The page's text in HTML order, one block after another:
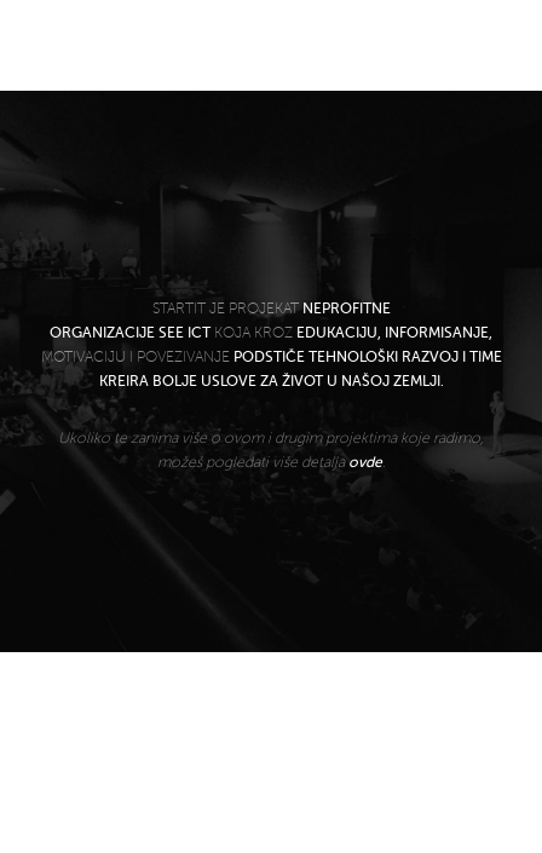
STARTIT JE PROJEKAT NEPROFITNE
ORGANIZACIJE SEE ICTKOJA KROZ EDUKACIJU, INFORMISANJE,
MOTIVACIJU I POVEZIVANJE PODSTIČE TEHNOLOŠKI RAZVOJ I TIME
KREIRA BOLJE USLOVE ZA ŽIVOT U NAŠOJ ZEMLJI.
Ukoliko te zanima više o ovom i drugim projektima koje radimo,
možeš pogledati više detalja ovde.